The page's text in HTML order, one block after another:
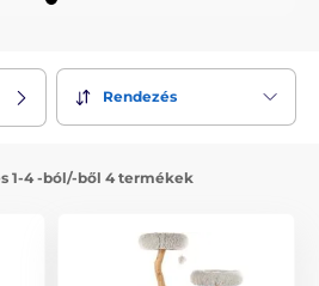
Rendezés
1-4 -ból/-ből 4 termékek